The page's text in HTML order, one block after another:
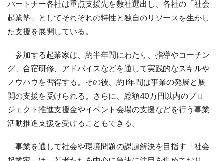
パートナー各社は重点支援先を数社選出し、各社の「社会
起業塾」としてそれぞれの特性と独自のリソースを生かし
た支援を展開している。
参加する起業家は、約半年間にわたり、指導やコーチン
グ、合宿研修、アドバイスなどを通して実践的なスキルや
ノウハウを習得する。その後、約1年間は事業の発展と展
開の支援を受けられる。さらに、総額40万円以内のプロ
ジェクト推進支援金やイベント会場の支援などを行う事業
活動推進支援を受けることもできる。
事業を通して社会や環境問題の課題解決を目指す「社会